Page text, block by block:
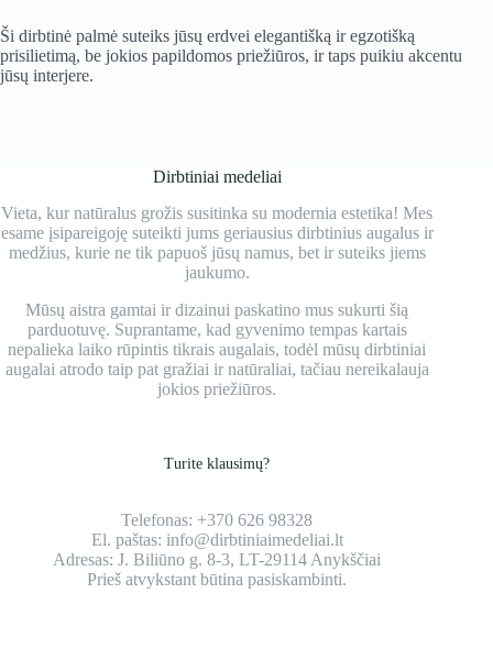
Ši dirbtinė palmė suteiks jūsų erdvei elegantišką ir egzotišką
prisilietimą, be jokios papildomos priežiūros, ir taps puikiu akcentu
jūsų interjere.
Dirbtiniai medeliai
Vieta, kur natūralus grožis susitinka su modernia estetika! Mes
esame įsipareigoję suteikti jums geriausius dirbtinius augalus ir
medžius, kurie ne tik papuoš jūsų namus, bet ir suteiks jiems
jaukumo.
Mūsų aistra gamtai ir dizainui paskatino mus sukurti šią
parduotuvę. Suprantame, kad gyvenimo tempas kartais
nepalieka laiko rūpintis tikrais augalais, todėl mūsų dirbtiniai
augalai atrodo taip pat gražiai ir natūraliai, tačiau nereikalauja
jokios priežiūros.
Turite klausimų?
Telefonas: +370 626 98328
El. paštas: info@dirbtiniaimedeliai.lt
Adresas:J. Biliūno g. 8-3, LT-29114 Anykščiai
Prieš atvykstant būtina pasiskambinti.